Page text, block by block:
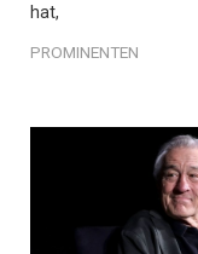
hat,
PROMINENTEN